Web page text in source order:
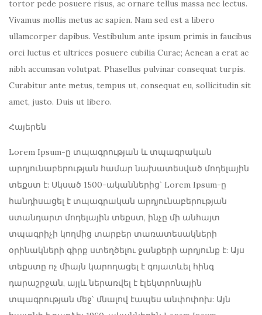
tortor pede posuere risus, ac ornare tellus massa nec lectus.
Vivamus mollis metus ac sapien. Nam sed est a libero
ullamcorper dapibus. Vestibulum ante ipsum primis in faucibus
orci luctus et ultrices posuere cubilia Curae; Aenean a erat ac
nibh accumsan volutpat. Phasellus pulvinar consequat turpis.
Curabitur ante metus, tempus ut, consequat eu, sollicitudin sit
amet, justo. Duis ut libero.
Հայերեն
Lorem Ipsum-ը տպագրության և տպագրական
արդյունաբերության համար նախատեսված մոդելային
տեքստ է: Սկսած 1500-ականներից` Lorem Ipsum-ը
հանդիսացել է տպագրական արդյունաբերության
ստանդարտ մոդելային տեքստ, ինչը մի անհայտ
տպագրիչի կողմից տարբեր տառատեսակների
օրինակների գիրք ստեղծելու ջանքերի արդյունք է: Այս
տեքստը ոչ միայն կարողացել է գոյատևել հինգ
դարաշրջան, այլև ներառվել է էլեկտրոնային
տպագրության մեջ` մնալով էապես անփոփոխ: Այն